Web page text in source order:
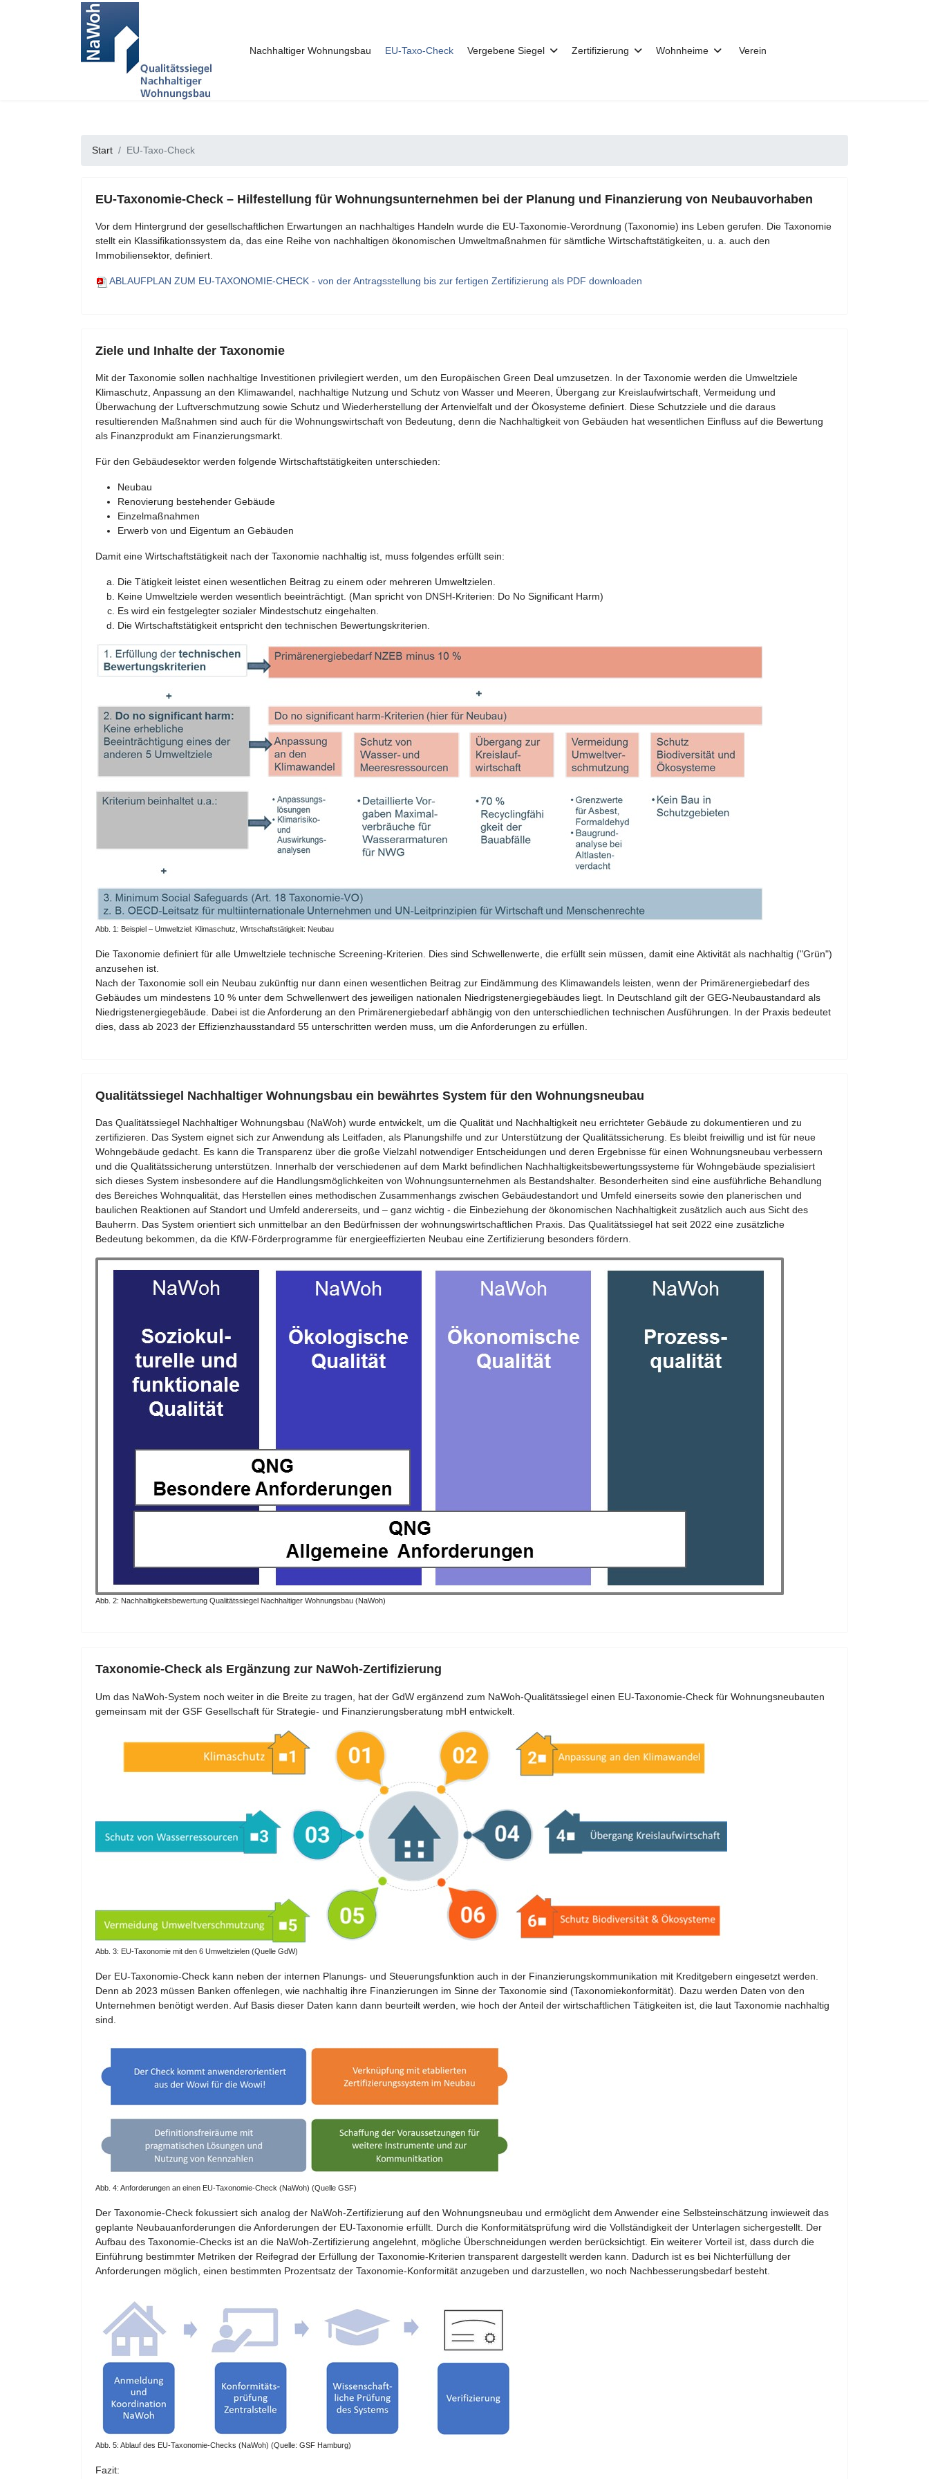
Nachhaltiger Wohnungsbau EU-Taxo-Check Vergebene Siegel Zertifizierung Wohnheime Verein
Start EU-Taxo-Check
EU-Taxonomie-Check – Hilfestellung für Wohnungsunternehmen bei der Planung und Finanzierung von Neubauvorhaben
Vor dem Hintergrund der gesellschaftlichen Erwartungen an nachhaltiges Handeln wurde die EU-Taxonomie-Verordnung (Taxonomie) ins Leben gerufen. Die Taxonomie
stellt ein Klassifikationssystem da, das eine Reihe von nachhaltigen ökonomischen Umweltmaßnahmen für sämtliche Wirtschaftstätigkeiten, u. a. auch den
Immobiliensektor, definiert.
ABLAUFPLAN ZUM EU-TAXONOMIE-CHECK - von der Antragsstellung bis zur fertigen Zertifizierung als PDF downloaden
Ziele und Inhalte der Taxonomie
Mit der Taxonomie sollen nachhaltige Investitionen privilegiert werden, um den Europäischen Green Deal umzusetzen. In der Taxonomie werden die Umweltziele
Klimaschutz, Anpassung an den Klimawandel, nachhaltige Nutzung und Schutz von Wasser und Meeren, Übergang zur Kreislaufwirtschaft, Vermeidung und
Überwachung der Luftverschmutzung sowie Schutz und Wiederherstellung der Artenvielfalt und der Ökosysteme definiert. Diese Schutzziele und die daraus
resultierenden Maßnahmen sind auch für die Wohnungswirtschaft von Bedeutung, denn die Nachhaltigkeit von Gebäuden hat wesentlichen Einfluss auf die Bewertung
als Finanzprodukt am Finanzierungsmarkt.
Für den Gebäudesektor werden folgende Wirtschaftstätigkeiten unterschieden:
Neubau
Renovierung bestehender Gebäude
Einzelmaßnahmen
Erwerb von und Eigentum an Gebäuden
Damit eine Wirtschaftstätigkeit nach der Taxonomie nachhaltig ist, muss folgendes erfüllt sein:
Die Tätigkeit leistet einen wesentlichen Beitrag zu einem oder mehreren Umweltzielen.
Keine Umweltziele werden wesentlich beeinträchtigt. (Man spricht von DNSH-Kriterien: Do No Significant Harm)
Es wird ein festgelegter sozialer Mindestschutz eingehalten.
Die Wirtschaftstätigkeit entspricht den technischen Bewertungskriterien.
Abb. 1: Beispiel – Umweltziel: Klimaschutz, Wirtschaftstätigkeit: Neubau
Die Taxonomie definiert für alle Umweltziele technische Screening-Kriterien. Dies sind Schwellenwerte, die erfüllt sein müssen, damit eine Aktivität als nachhaltig ("Grün")
anzusehen ist.
Nach der Taxonomie soll ein Neubau zukünftig nur dann einen wesentlichen Beitrag zur Eindämmung des Klimawandels leisten, wenn der Primärenergiebedarf des
Gebäudes um mindestens 10 % unter dem Schwellenwert des jeweiligen nationalen Niedrigstenergiegebäudes liegt. In Deutschland gilt der GEG-Neubaustandard als
Niedrigstenergiegebäude. Dabei ist die Anforderung an den Primärenergiebedarf abhängig von den unterschiedlichen technischen Ausführungen. In der Praxis bedeutet
dies, dass ab 2023 der Effizienzhausstandard 55 unterschritten werden muss, um die Anforderungen zu erfüllen.
Qualitätssiegel Nachhaltiger Wohnungsbau ein bewährtes System für den Wohnungsneubau
Das Qualitätssiegel Nachhaltiger Wohnungsbau (NaWoh) wurde entwickelt, um die Qualität und Nachhaltigkeit neu errichteter Gebäude zu dokumentieren und zu
zertifizieren. Das System eignet sich zur Anwendung als Leitfaden, als Planungshilfe und zur Unterstützung der Qualitätssicherung. Es bleibt freiwillig und ist für neue
Wohngebäude gedacht. Es kann die Transparenz über die große Vielzahl notwendiger Entscheidungen und deren Ergebnisse für einen Wohnungsneubau verbessern
und die Qualitätssicherung unterstützen. Innerhalb der verschiedenen auf dem Markt befindlichen Nachhaltigkeitsbewertungssysteme für Wohngebäude spezialisiert
sich dieses System insbesondere auf die Handlungsmöglichkeiten von Wohnungsunternehmen als Bestandshalter. Besonderheiten sind eine ausführliche Behandlung
des Bereiches Wohnqualität, das Herstellen eines methodischen Zusammenhangs zwischen Gebäudestandort und Umfeld einerseits sowie den planerischen und
baulichen Reaktionen auf Standort und Umfeld andererseits, und – ganz wichtig - die Einbeziehung der ökonomischen Nachhaltigkeit zusätzlich auch aus Sicht des
Bauherrn. Das System orientiert sich unmittelbar an den Bedürfnissen der wohnungswirtschaftlichen Praxis. Das Qualitätssiegel hat seit 2022 eine zusätzliche
Bedeutung bekommen, da die KfW-Förderprogramme für energieeffizierten Neubau eine Zertifizierung besonders fördern.
Abb. 2: Nachhaltigkeitsbewertung Qualitätssiegel Nachhaltiger Wohnungsbau (NaWoh)
Taxonomie-Check als Ergänzung zur NaWoh-Zertifizierung
Um das NaWoh-System noch weiter in die Breite zu tragen, hat der GdW ergänzend zum NaWoh-Qualitätssiegel einen EU-Taxonomie-Check für Wohnungsneubauten
gemeinsam mit der GSF Gesellschaft für Strategie- und Finanzierungsberatung mbH entwickelt.
Abb. 3: EU-Taxonomie mit den 6 Umweltzielen (Quelle GdW)
Der EU-Taxonomie-Check kann neben der internen Planungs- und Steuerungsfunktion auch in der Finanzierungskommunikation mit Kreditgebern eingesetzt werden.
Denn ab 2023 müssen Banken offenlegen, wie nachhaltig ihre Finanzierungen im Sinne der Taxonomie sind (Taxonomiekonformität). Dazu werden Daten von den
Unternehmen benötigt werden. Auf Basis dieser Daten kann dann beurteilt werden, wie hoch der Anteil der wirtschaftlichen Tätigkeiten ist, die laut Taxonomie nachhaltig
sind.
Abb. 4: Anforderungen an einen EU-Taxonomie-Check (NaWoh) (Quelle GSF)
Der Taxonomie-Check fokussiert sich analog der NaWoh-Zertifizierung auf den Wohnungsneubau und ermöglicht dem Anwender eine Selbsteinschätzung inwieweit das
geplante Neubauanforderungen die Anforderungen der EU-Taxonomie erfüllt. Durch die Konformitätsprüfung wird die Vollständigkeit der Unterlagen sichergestellt. Der
Aufbau des Taxonomie-Checks ist an die NaWoh-Zertifizierung angelehnt, mögliche Überschneidungen werden berücksichtigt. Ein weiterer Vorteil ist, dass durch die
Einführung bestimmter Metriken der Reifegrad der Erfüllung der Taxonomie-Kriterien transparent dargestellt werden kann. Dadurch ist es bei Nichterfüllung der
Anforderungen möglich, einen bestimmten Prozentsatz der Taxonomie-Konformität anzugeben und darzustellen, wo noch Nachbesserungsbedarf besteht.
Abb. 5: Ablauf des EU-Taxonomie-Checks (NaWoh) (Quelle: GSF Hamburg)
Fazit: